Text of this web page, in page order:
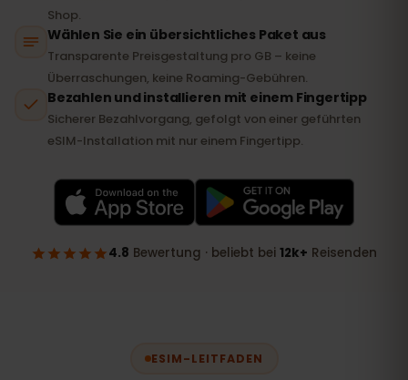
ESIM-LEITFADEN